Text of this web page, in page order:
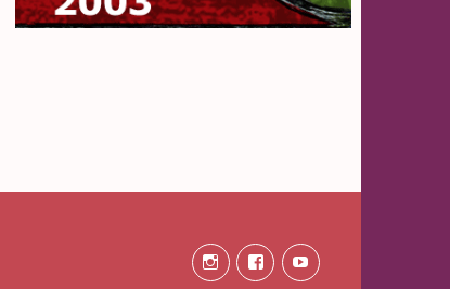
Instagram
FacebookYoutube